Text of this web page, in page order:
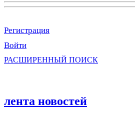
Регистрация
Войти
РАСШИРЕННЫЙ ПОИСК
лента новостей